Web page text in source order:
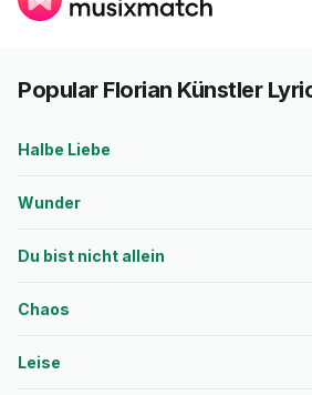
Popular Florian Künstler
Halbe Liebe
Wunder
Du bist nicht allein
Chaos
Leise